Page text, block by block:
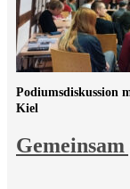
Podiumsdiskussion
Kiel